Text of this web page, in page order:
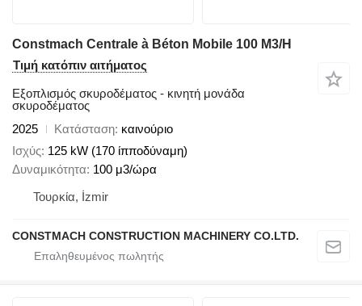
Constmach Centrale à Béton Mobile 100 M3/H
Τιμή κατόπιν αιτήματος
Εξοπλισμός σκυροδέματος - κινητή μονάδα
σκυροδέματος
2025
Κατάσταση καινούριο
Ισχύς 125 kW (170 ίπποδύναμη)
Δυναμικότητα 100 μ3/ώρα
Τουρκία, İzmir
CONSTMACH CONSTRUCTION MACHINERY CO.LTD.